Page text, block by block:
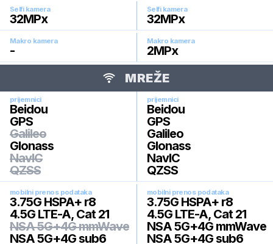
Selfi kamera
32MPx
Selfi kamera
32MPx
Makro kamera
-
Makro kamera
2MPx
MREŽE
prijemnici
Beidou
GPS
Galileo
Glonass
NavIC
QZSS
prijemnici
Beidou
GPS
Galileo
Glonass
NavIC
QZSS
mobilni prenos podataka
3.75G HSPA+ r8
4.5G LTE-A, Cat 21
NSA 5G+4G mmWave
NSA 5G+4G sub6
mobilni prenos podataka
3.75G HSPA+ r8
4.5G LTE-A, Cat 21
NSA 5G+4G mmWave
NSA 5G+4G sub6